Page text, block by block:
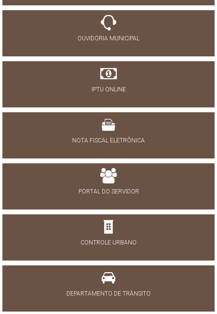
OUVIDORIA MUNICIPAL
IPTU ONLINE
NOTA FISCAL ELETRÔNICA
PORTAL DO SERVIDOR
CONTROLE URBANO
DEPARTAMENTO DE TRÂNSITO